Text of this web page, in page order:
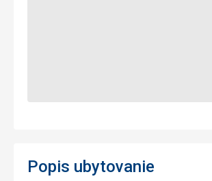
Popis ubytovanie